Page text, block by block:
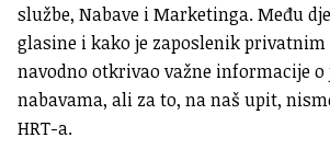
službe, Nabave i Marketinga. Među
glasine i kako je zaposlenik
navodno otkrivao važne informacije
nabavama, ali za to, na naš upit,
HRT-a.